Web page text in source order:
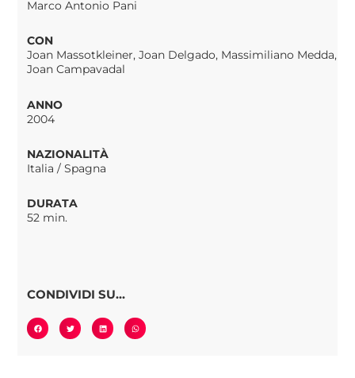
Marco Antonio Pani
CON
Joan Massotkleiner, Joan Delgado, Massimiliano Medda,
Joan Campavadal
ANNO
2004
NAZIONALITÀ
Italia / Spagna
DURATA
52 min.
CONDIVIDI SU...